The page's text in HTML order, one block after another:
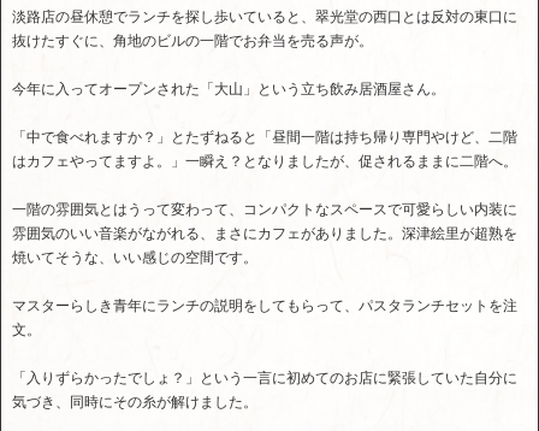
淡路店の昼休憩でランチを探し歩いていると、翠光堂の西口とは反対の東口に
抜けたすぐに、角地のビルの一階でお弁当を売る声が。
今年に入ってオープンされた「大山」という立ち飲み居酒屋さん。
「中で食べれますか？」とたずねると「昼間一階は持ち帰り専門やけど、二階
はカフェやってますよ。」一瞬え？となりましたが、促されるままに二階へ。
一階の雰囲気とはうって変わって、コンパクトなスペースで可愛らしい内装に
雰囲気のいい音楽がながれる、まさにカフェがありました。深津絵里が超熟を
焼いてそうな、いい感じの空間です。
マスターらしき青年にランチの説明をしてもらって、パスタランチセットを注
文。
「入りずらかったでしょ？」という一言に初めてのお店に緊張していた自分に
気づき、同時にその糸が解けました。